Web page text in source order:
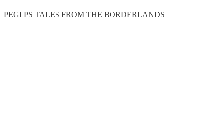
PEGI PS TALES FROM THE BORDERLANDS